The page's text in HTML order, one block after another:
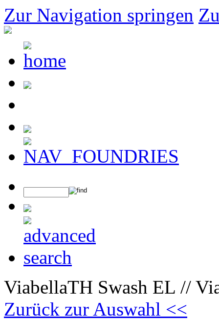
Zur Navigation springen
ViabellaTH Swash EL //
Zurück zur Auswahl <<